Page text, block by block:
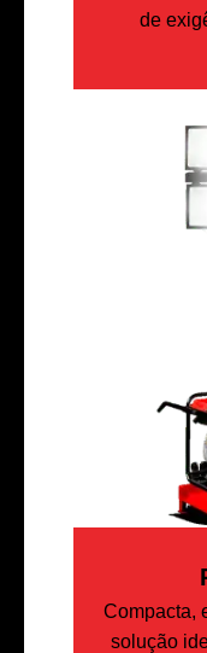
de
Compacta,
solução